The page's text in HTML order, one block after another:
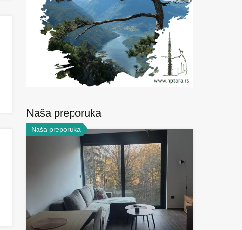
Naša preporuka
Naša preporuka